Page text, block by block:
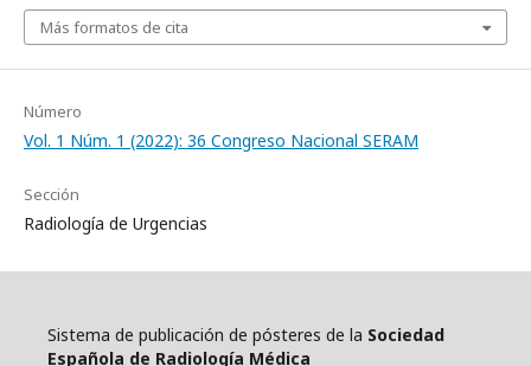
Más formatos de cita
Número
Vol. 1 Núm. 1 (2022): 36 Congreso Nacional SERAM
Sección
Radiología de Urgencias
Sistema de publicación de pósteres de la Sociedad
Española de Radiología Médica